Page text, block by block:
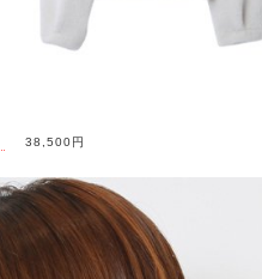
38,500円